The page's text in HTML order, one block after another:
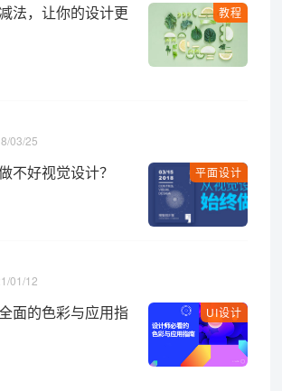
教程
法，让你的设计更
03/25
平面设计
不好视觉设计？
01/12
UI设计
面的色彩与应用指